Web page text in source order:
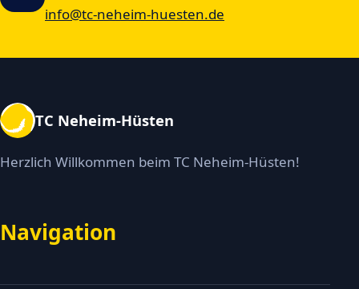
info@tc-neheim-huesten.de
TC Neheim-Hüsten
Herzlich Willkommen beim TC Neheim-Hüsten!
Navigation